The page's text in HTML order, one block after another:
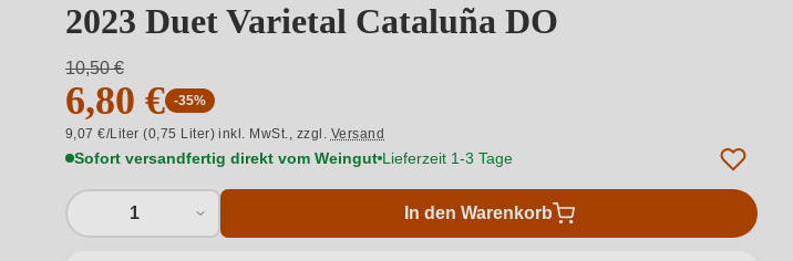
2023 Duet Varietal Cataluña DO
10,50 €
6,80 € -35%
9,07 €/Liter (0,75 Liter) inkl. MwSt., zzgl. Versand
Sofort versandfertig direkt vom Weingut Lieferzeit 1-3 Tage
1 In den Warenkorb